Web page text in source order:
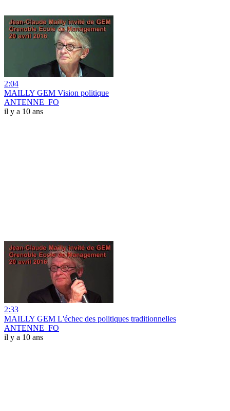
2:04
MAILLY GEM Vision politique
ANTENNE_FO
il y a 10 ans
2:33
MAILLY GEM L'échec des politiques traditionnelles
ANTENNE_FO
il y a 10 ans